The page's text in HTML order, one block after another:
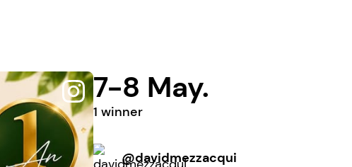
7-8 May.
1 winner
@davidmezzacqui